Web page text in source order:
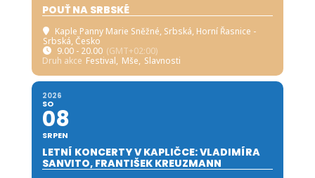
POUŤ NA SRBSKÉ
Kaple Panny Marie Sněžné, Srbská, Horní Řasnice -
Srbská, Česko
9.00 - 20.00 (GMT+02:00)
Druh akce Festival, Mše, Slavnosti
2026
SO
08
SRPEN
LETNÍ KONCERTY V KAPLIČCE: VLADIMÍRA
SANVITO, FRANTIŠEK KREUZMANN